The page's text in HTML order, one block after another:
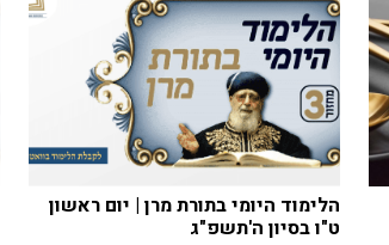
הלימוד היומי בתורת מרן | יום ראשון
ט"ו בסיון ה'תשפ"ג